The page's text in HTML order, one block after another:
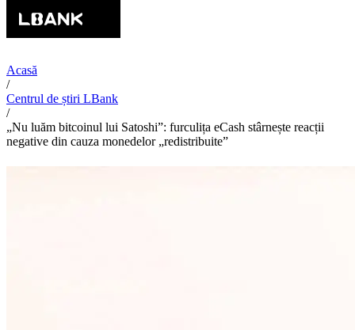
Acasă
/
Centrul de știri LBank
/
„Nu luăm bitcoinul lui Satoshi”: furculița eCash stârnește reacții
negative din cauza monedelor „redistribuite”